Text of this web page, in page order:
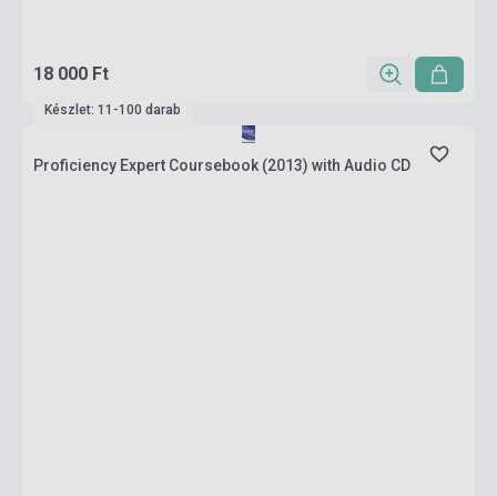
18 000 Ft
Készlet: 11-100 darab
Proficiency Expert Coursebook (2013) with Audio CD